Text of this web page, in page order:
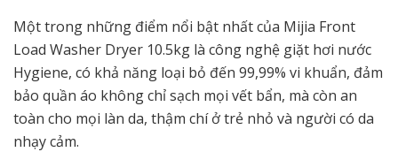
Một trong những điểm nổi bật nhất của Mijia Front
Load Washer Dryer 10.5kg là công nghệ giặt hơi nước
Hygiene, có khả năng loại bỏ đến 99,99% vi khuẩn, đảm
bảo quần áo không chỉ sạch mọi vết bẩn, mà còn an
toàn cho mọi làn da, thậm chí ở trẻ nhỏ và người có da
nhạy cảm.